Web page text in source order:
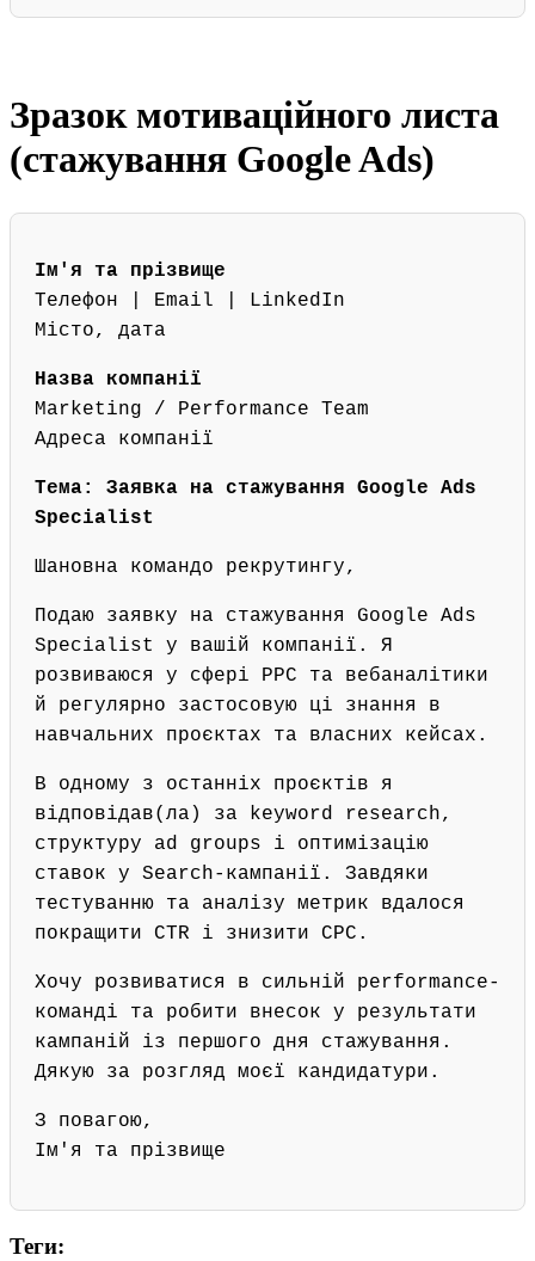
Зразок мотиваційного листа
(стажування Google Ads)
Ім'я та прізвище
Телефон | Email | LinkedIn
Місто, дата
Назва компанії
Marketing / Performance Team
Адреса компанії
Тема: Заявка на стажування Google Ads
Specialist
Шановна командо рекрутингу,
Подаю заявку на стажування Google Ads
Specialist у вашій компанії. Я
розвиваюся у сфері PPC та вебаналітики
й регулярно застосовую ці знання в
навчальних проєктах та власних кейсах.
В одному з останніх проєктів я
відповідав(ла) за keyword research,
структуру ad groups і оптимізацію
ставок у Search-кампанії. Завдяки
тестуванню та аналізу метрик вдалося
покращити CTR і знизити CPC.
Хочу розвиватися в сильній performance-
команді та робити внесок у результати
кампаній із першого дня стажування.
Дякую за розгляд моєї кандидатури.
З повагою,
Ім'я та прізвище
Теги: